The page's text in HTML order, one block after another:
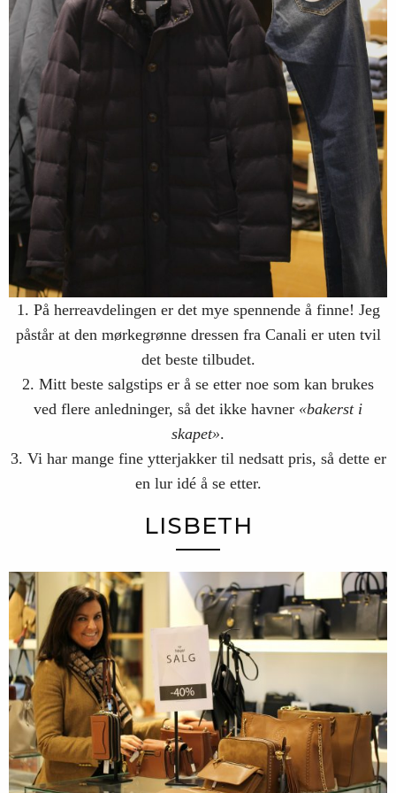
1. På herreavdelingen er det mye spennende å finne! Jeg
påstår at den mørkegrønne dressen fra Canali er uten tvil
det beste tilbudet.
2. Mitt beste salgstips er å se etter noe som kan brukes
ved flere anledninger, så det ikke havner «bakerst i
skapet».
3. Vi har mange fine ytterjakker til nedsatt pris, så dette er
en lur idé å se etter.
LISBETH